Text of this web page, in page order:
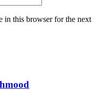
in this browser for the next